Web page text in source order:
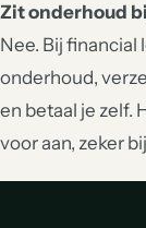
Zit onderhoud
Nee. Bij financial
onderhoud,
en betaal je zelf.
voor aan, zeker